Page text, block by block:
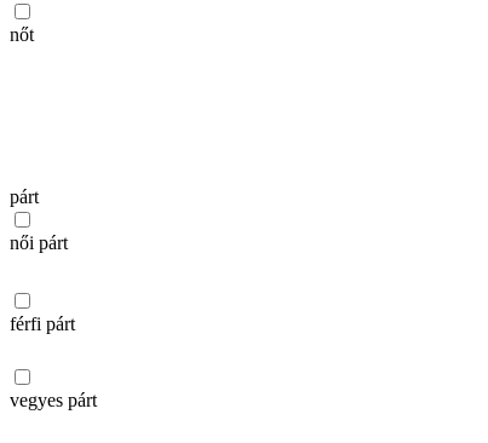
nőt
párt
női párt
férfi párt
vegyes párt